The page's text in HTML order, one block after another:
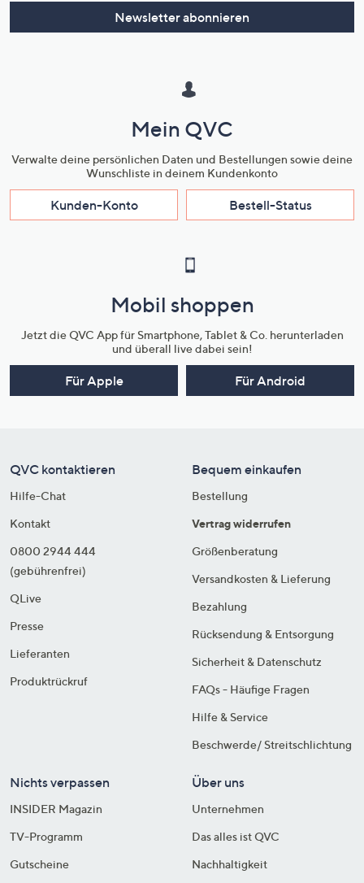
Newsletter abonnieren
Mein QVC
Verwalte deine persönlichen Daten und Bestellungen sowie deine
Wunschliste in deinem Kundenkonto
Kunden-Konto Bestell-Status
Mobil shoppen
Jetzt die QVC App für Smartphone, Tablet & Co. herunterladen
und überall live dabei sein!
Für Apple Für Android
QVC kontaktieren
Hilfe-Chat
Kontakt
0800 2944 444
(gebührenfrei)
QLive
Presse
Lieferanten
Produktrückruf
Bequem einkaufen
Bestellung
Vertrag widerrufen
Größenberatung
Versandkosten & Lieferung
Bezahlung
Rücksendung & Entsorgung
Sicherheit & Datenschutz
FAQs - Häufige Fragen
Hilfe & Service
Beschwerde/ Streitschlichtung
Nichts verpassen
INSIDER Magazin
TV-Programm
Gutscheine
Über uns
Unternehmen
Das alles ist QVC
Nachhaltigkeit